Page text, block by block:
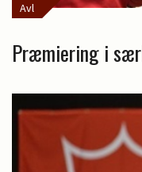
Avl
Præmiering i